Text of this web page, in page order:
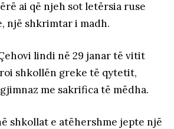
ai që njeh sot letërsia ruse
një shkrimtar i madh.
lindi në 29 janar të vitit
shkollën greke të qytetit,
me sakrifica të mëdha.
shkollat e atëhershme jepte një